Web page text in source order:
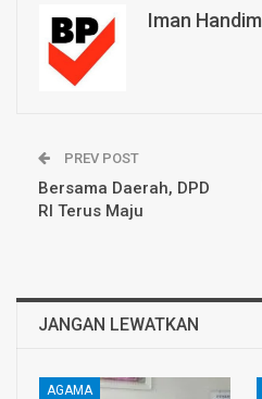
Iman
PREV POST
Bersama Daerah, DPD
RI Terus Maju
JANGAN LEWATKAN
AGAMA